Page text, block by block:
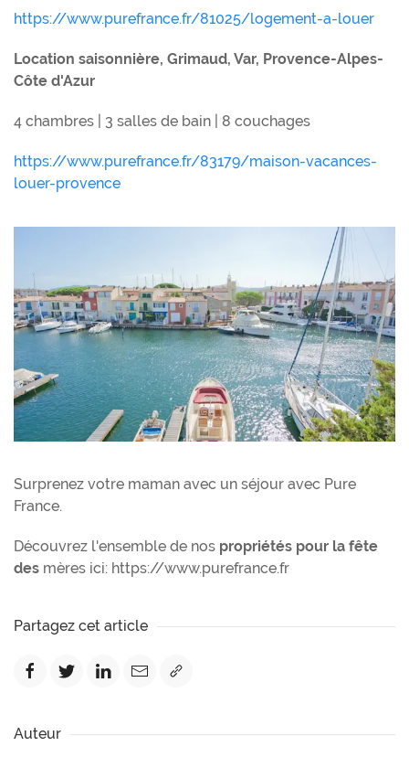
https://www.purefrance.fr/81025/logement-a-louer
Location saisonnière, Grimaud, Var, Provence-Alpes-
Côte d'Azur
4 chambres | 3 salles de bain | 8 couchages
https://www.purefrance.fr/83179/maison-vacances-
louer-provence
Surprenez votre maman avec un séjour avec Pure
France.
Découvrez l'ensemble de nos propriétés pour la fête
des mères ici: https://www.purefrance.fr
Partagez cet article
Auteur